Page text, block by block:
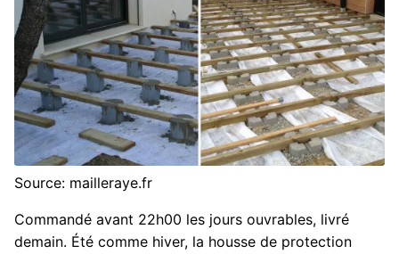
Source: mailleraye.fr
Commandé avant 22h00 les jours ouvrables, livré
demain. Été comme hiver, la housse de protection